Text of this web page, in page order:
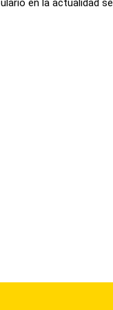
en la actualidad se